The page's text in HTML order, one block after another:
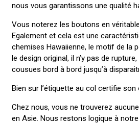
nous vous garantissons une qualité
Vous noterez les boutons en
Egalement et cela est une
chemises Hawaiienne, le motif de la
le design original, il n’y pas de
cousues bord à bord jusqu’à
Bien sur l’étiquette au col certifie son
Chez nous, vous ne trouverez
en Asie. Nous restons logique à